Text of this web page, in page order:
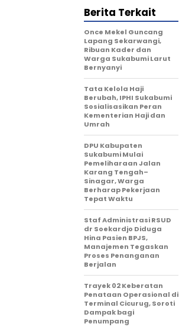
Berita Terkait
Once Mekel Guncang
Lapang Sekarwangi,
Ribuan Kader dan
Warga Sukabumi Larut
Bernyanyi
Tata Kelola Haji
Berubah, IPHI Sukabumi
Sosialisasikan Peran
Kementerian Haji dan
Umrah
‎DPU Kabupaten
Sukabumi Mulai
Pemeliharaan Jalan
Karang Tengah–
Sinagar, Warga
Berharap Pekerjaan
Tepat Waktu
Staf Administrasi RSUD
dr Soekardjo Diduga
Hina Pasien BPJS,
Manajemen Tegaskan
Proses Penanganan
Berjalan
‎Trayek 02 Keberatan
Penataan Operasional di
Terminal Cicurug, Soroti
Dampak bagi
Penumpang